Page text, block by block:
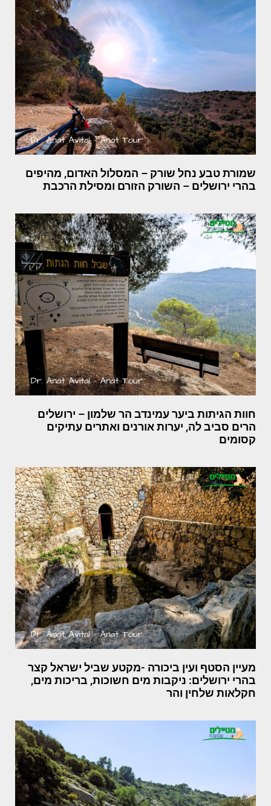
שמורת טבע נחל שורק – המסלול האדום, מהיפים
בהרי ירושלים – השורק הזורם ומסילת הרכבת
חוות הגיתות ביער עמינדב הר שלמון – ירושלים
הרים סביב לה, יערות אורנים ואתרים עתיקים
קסומים
מעיין הסטף ועין ביכורה -מקטע שביל ישראל קצר
בהרי ירושלים: ניקבות מים חשוכות, בריכות מים,
חקלאות שלחין והר